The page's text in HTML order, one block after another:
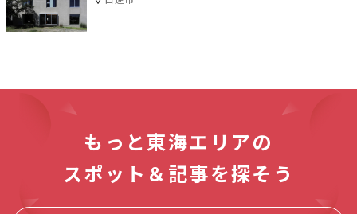
もっと東海エリアの
スポット＆記事を探そう